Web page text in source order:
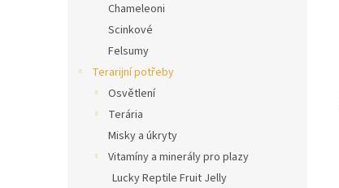
Chameleoni
Scinkové
Felsumy
Terarijní potřeby
Osvětlení
Terária
Misky a úkryty
Vitamíny a minerály pro plazy
Lucky Reptile Fruit Jelly